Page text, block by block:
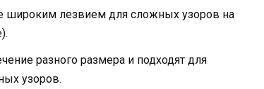
широким лезвием для сложных узоров на
разного размера и подходят для
узоров.